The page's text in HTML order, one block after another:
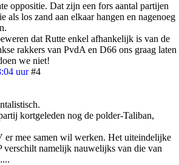
oppositie. Dat zijn een fors aantal partijen
als los zand aan elkaar hangen en nagenoeg
dat Rutte enkel afhankelijk is van de
rakkers van PvdA en D66 ons graag laten
we niet!
uur #4
kortgeleden nog de polder-Taliban,
er mee samen wil werken. Het uiteindelijke
verschilt namelijk nauwelijks van die van